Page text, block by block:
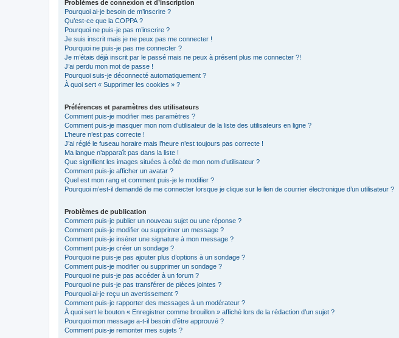
Problèmes de connexion et d’inscription
Pourquoi ai-je besoin de m’inscrire ?
Qu’est-ce que la COPPA ?
Pourquoi ne puis-je pas m’inscrire ?
Je suis inscrit mais je ne peux pas me connecter !
Pourquoi ne puis-je pas me connecter ?
Je m’étais déjà inscrit par le passé mais ne peux à présent plus me connecter ?!
J’ai perdu mon mot de passe !
Pourquoi suis-je déconnecté automatiquement ?
À quoi sert « Supprimer les cookies » ?
Préférences et paramètres des utilisateurs
Comment puis-je modifier mes paramètres ?
Comment puis-je masquer mon nom d’utilisateur de la liste des utilisateurs en ligne ?
L’heure n’est pas correcte !
J’ai réglé le fuseau horaire mais l’heure n’est toujours pas correcte !
Ma langue n’apparaît pas dans la liste !
Que signifient les images situées à côté de mon nom d’utilisateur ?
Comment puis-je afficher un avatar ?
Quel est mon rang et comment puis-je le modifier ?
Pourquoi m’est-il demandé de me connecter lorsque je clique sur le lien de courrier électronique d’un utilisateur ?
Problèmes de publication
Comment puis-je publier un nouveau sujet ou une réponse ?
Comment puis-je modifier ou supprimer un message ?
Comment puis-je insérer une signature à mon message ?
Comment puis-je créer un sondage ?
Pourquoi ne puis-je pas ajouter plus d’options à un sondage ?
Comment puis-je modifier ou supprimer un sondage ?
Pourquoi ne puis-je pas accéder à un forum ?
Pourquoi ne puis-je pas transférer de pièces jointes ?
Pourquoi ai-je reçu un avertissement ?
Comment puis-je rapporter des messages à un modérateur ?
À quoi sert le bouton « Enregistrer comme brouillon » affiché lors de la rédaction d’un sujet ?
Pourquoi mon message a-t-il besoin d’être approuvé ?
Comment puis-je remonter mes sujets ?